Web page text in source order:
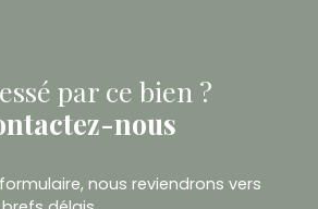
par ce bien ?
nous
nous reviendrons vers